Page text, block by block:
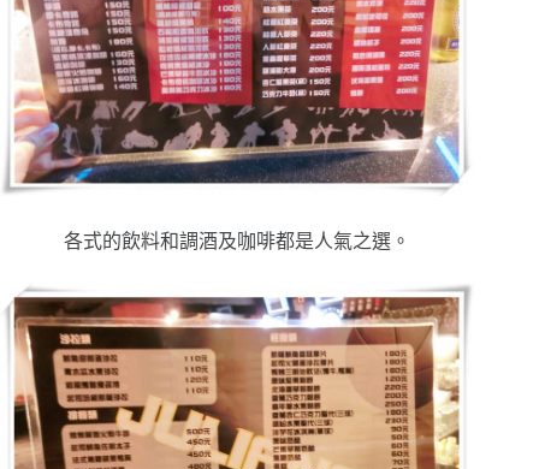
各式的飲料和調酒及咖啡都是人氣之選。